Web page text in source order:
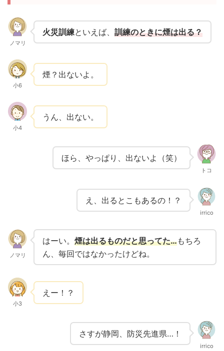
ノマリ
火災訓練といえば、 訓練のときに煙は出る？
小6
煙？出ないよ。
小4
うん、出ない。
ほら、やっぱり、出ないよ（笑）
トコ
え、出るとこもあるの！？
irrico
ノマリ
はーい。 煙は出るものだと思ってた…もちろ
ん、毎回ではなかったけどね。
小3
えー！？
さすが静岡、防災先進県…！
irrico